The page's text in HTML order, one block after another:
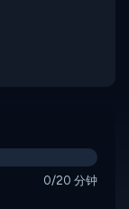
0/20 分钟